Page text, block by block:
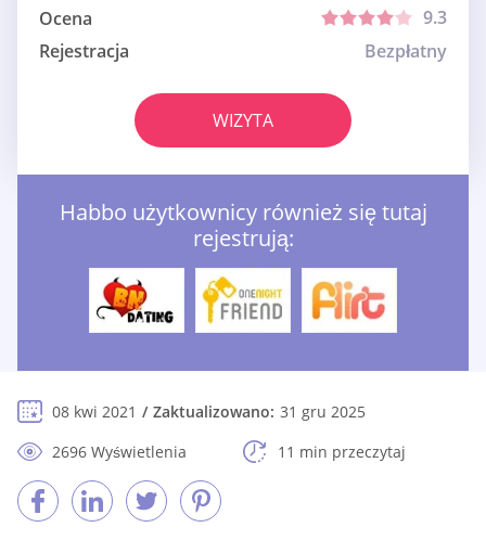
Ocena
9.3
Rejestracja
Bezpłatny
WIZYTA
Habbo użytkownicy również się tutaj
rejestrują:
08 kwi 2021 Zaktualizowano: 31 gru 2025
2696 Wyświetlenia
11 min przeczytaj